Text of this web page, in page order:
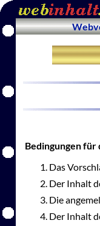
Bedingungen für
Das
Der Inhalt
Die
Der Inhalt